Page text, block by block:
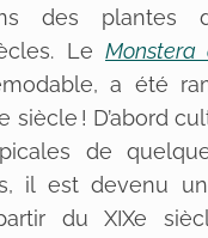
des plantes
Le Monstera
a été
siècle ! D’abord
de
il est devenu
du XIXe